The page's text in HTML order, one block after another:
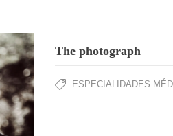
The photograph
ESPECIALIDADES